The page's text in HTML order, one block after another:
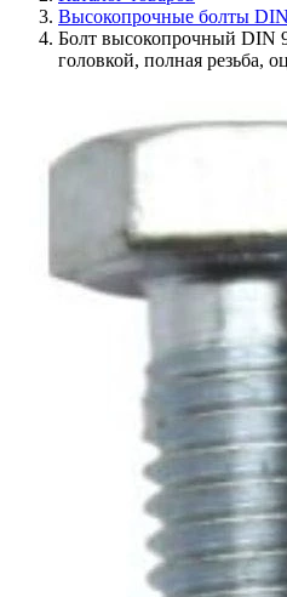
Высокопрочные болты
Болт высокопрочный DIN
головкой, полная резьба,